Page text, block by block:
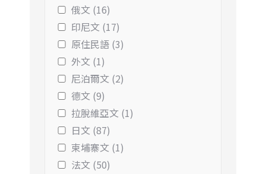
俄文 (16)
印尼文 (17)
原住民語 (3)
外文 (1)
尼泊爾文 (2)
德文 (9)
拉脫維亞文 (1)
日文 (87)
柬埔寨文 (1)
法文 (50)